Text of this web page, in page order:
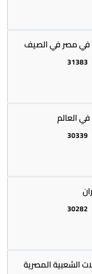
مصر في الصيف
المصرية